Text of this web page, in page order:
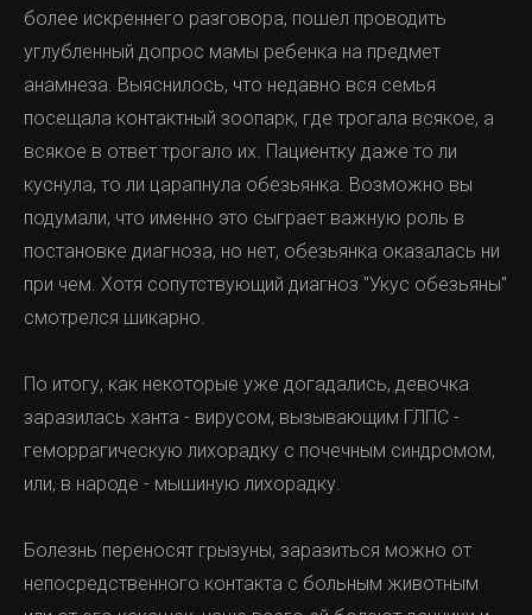
более искреннего разговора, пошел проводить
углубленный допрос мамы ребенка на предмет
анамнеза. Выяснилось, что недавно вся семья
посещала контактный зоопарк, где трогала всякое, а
всякое в ответ трогало их. Пациентку даже то ли
куснула, то ли царапнула обезьянка. Возможно вы
подумали, что именно это сыграет важную роль в
постановке диагноза, но нет, обезьянка оказалась ни
при чем. Хотя сопутствующий диагноз "Укус обезьяны"
смотрелся шикарно.
По итогу, как некоторые уже догадались, девочка
заразилась ханта - вирусом, вызывающим ГЛПС -
геморрагическую лихорадку с почечным синдромом,
или, в народе - мышиную лихорадку.
Болезнь переносят грызуны, заразиться можно от
непосредственного контакта с больным животным